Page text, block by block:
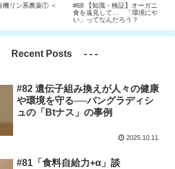
農薬① ＜
#68 【知識・検証】オーガニック給
食を遠見して… 「環境にやさし
い」ってなんだろう？
Recent Posts - - -
#82 遺伝子組み換えが人々の健康
や環境を守る──バングラディシ
ュの「Btナス」の事例
2025.10.11
#81「食料自給力+α」談